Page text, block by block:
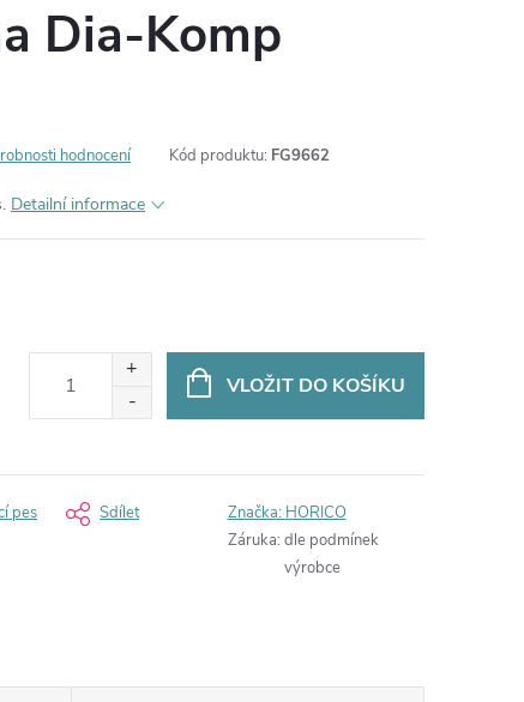
Dia-Komp
hodnocení Kód produktu: FG9662
Detailní informace
VLOŽIT DO KOŠÍKU
pes Sdílet Značka: HORICO
Záruka: dle podmínek
výrobce